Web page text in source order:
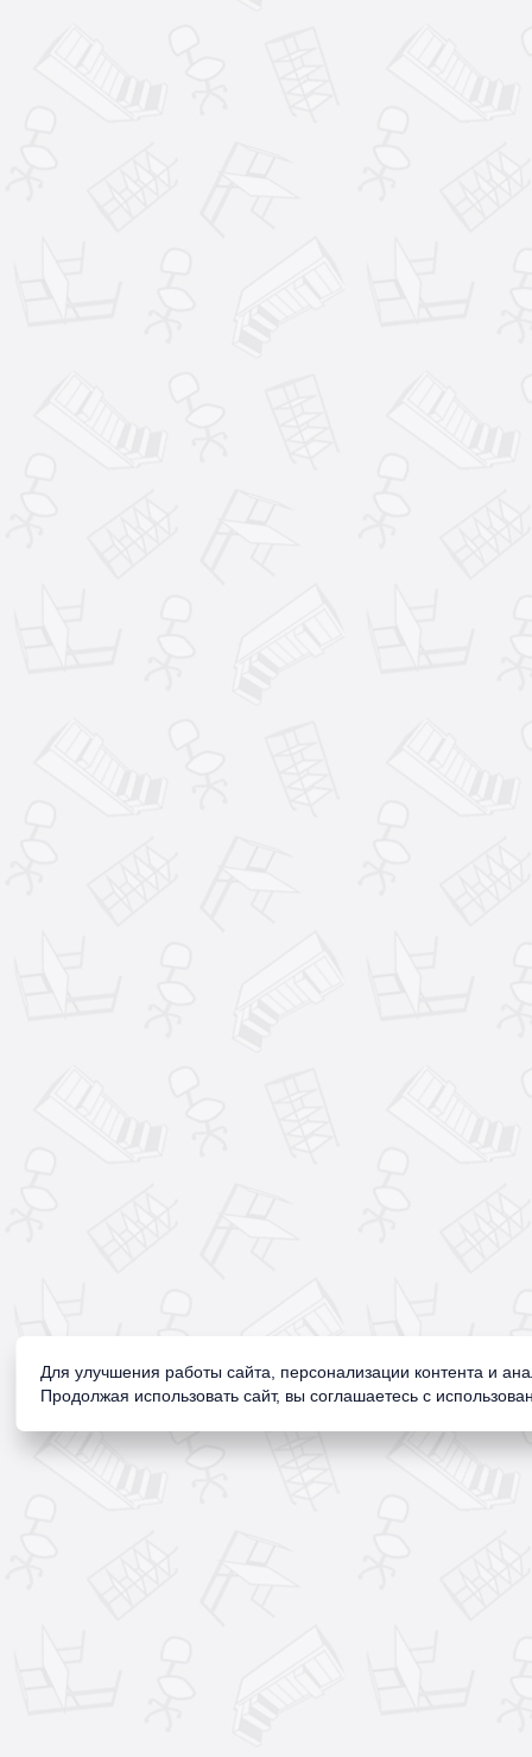
Для улучшения работы сайта, персонализации контента и
Продолжая использовать сайт, вы соглашаетесь с